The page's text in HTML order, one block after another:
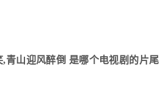
青山迎风醉倒 是哪个电视剧的片尾